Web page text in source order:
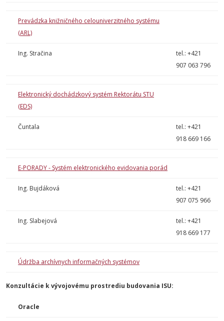
Prevádzka knižničného celouniverzitného systému
(ARL)
Ing. Stračina
tel.: +421
907 063 796
Elektronický dochádzkový systém Rektorátu STU
(EDS)
Čuntala
tel.: +421
918 669 166
E-PORADY - Systém elektronického evidovania porád
Ing. Bujdáková
tel.: +421
907 075 966
Ing. Slabejová
tel.: +421
918 669 177
Údržba archívnych informačných systémov
Konzultácie k vývojovému prostrediu budovania ISU:
Oracle